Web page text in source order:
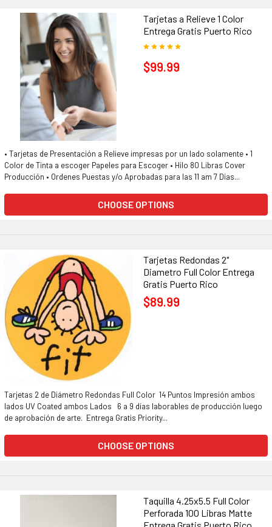
Tarjetas a Relieve 1 Color
Entrega Gratis Puerto Rico
$99.99
• Tarjetas de Presentación a Relieve impresas por un lado solamente • 1
Color de Tinta a escoger Papeles para Escoger • Hilo 80 Libras Cover
Producción • Ordenes Puestas y/o Aprobadas para las 11 am 7 Dias...
CHOOSE OPTIONS
Tarjetas Redondas 2"
Diametro Full Color Entrega
Gratis Puerto Rico
$89.99
Tarjetas 2 de Diámetro Redondas Full Color 14 Puntos Impresión ambos
lados UV Coated ambos Lados 6 a 9 días laborables de producción luego
de aprobación de arte. Entrega Gratis Priority...
CHOOSE OPTIONS
Taquilla 4.25x5.5 Full Color
Perforada 100 Libras Matte